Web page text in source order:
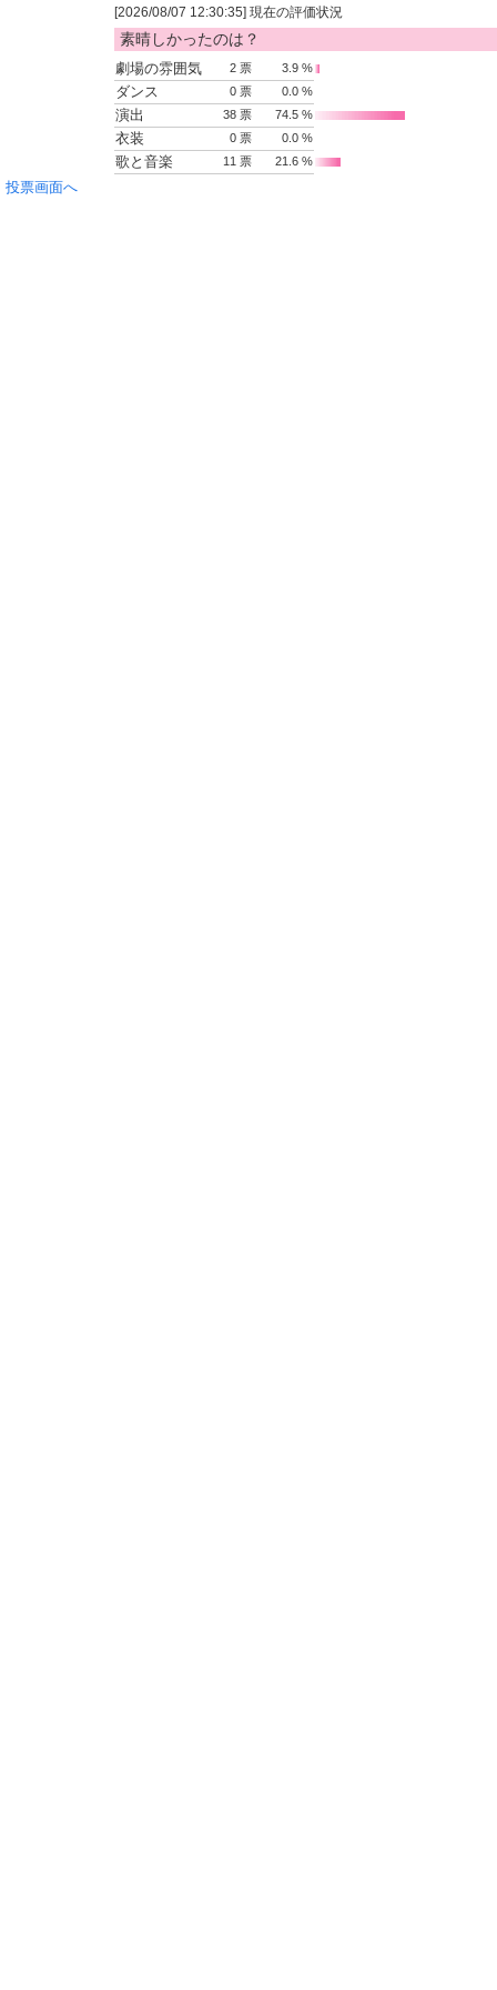
[2026/08/07 12:30:35] 現在の評価状況
素晴しかったのは？
劇場の雰囲気 2 票 3.9 %
ダンス 0 票 0.0 %
演出 38 票 74.5 %
衣装 0 票 0.0 %
歌と音楽 11 票 21.6 %
投票画面へ